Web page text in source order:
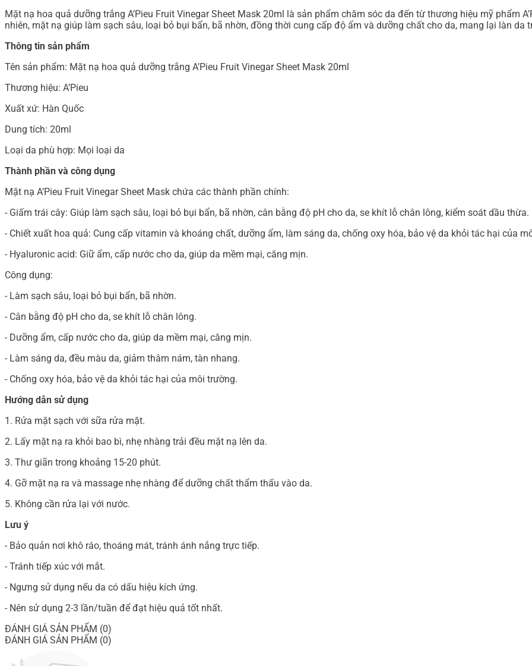
Mặt nạ hoa quả dưỡng trắng A’Pieu Fruit Vinegar Sheet Mask 20ml là sản phẩm chăm sóc da đến từ thương hiệu mỹ phẩm
nhiên, mặt nạ giúp làm sạch sâu, loại bỏ bụi bẩn, bã nhờn, đồng thời cung cấp độ ẩm và dưỡng chất cho da, mang lại làn da
Thông tin sản phẩm
Tên sản phẩm: Mặt nạ hoa quả dưỡng trắng A’Pieu Fruit Vinegar Sheet Mask 20ml
Thương hiệu: A’Pieu
Xuất xứ: Hàn Quốc
Dung tích: 20ml
Loại da phù hợp: Mọi loại da
Thành phần và công dụng
Mặt nạ A’Pieu Fruit Vinegar Sheet Mask chứa các thành phần chính:
- Giấm trái cây: Giúp làm sạch sâu, loại bỏ bụi bẩn, bã nhờn, cân bằng độ pH cho da, se khít lỗ chân lông, kiểm soát dầu thừa.
- Chiết xuất hoa quả: Cung cấp vitamin và khoáng chất, dưỡng ẩm, làm sáng da, chống oxy hóa, bảo vệ da khỏi tác hại của
- Hyaluronic acid: Giữ ẩm, cấp nước cho da, giúp da mềm mại, căng mịn.
Công dụng:
- Làm sạch sâu, loại bỏ bụi bẩn, bã nhờn.
- Cân bằng độ pH cho da, se khít lỗ chân lông.
- Dưỡng ẩm, cấp nước cho da, giúp da mềm mại, căng mịn.
- Làm sáng da, đều màu da, giảm thâm nám, tàn nhang.
- Chống oxy hóa, bảo vệ da khỏi tác hại của môi trường.
Hướng dẫn sử dụng
1. Rửa mặt sạch với sữa rửa mặt.
2. Lấy mặt nạ ra khỏi bao bì, nhẹ nhàng trải đều mặt nạ lên da.
3. Thư giãn trong khoảng 15-20 phút.
4. Gỡ mặt nạ ra và massage nhẹ nhàng để dưỡng chất thẩm thấu vào da.
5. Không cần rửa lại với nước.
Lưu ý
- Bảo quản nơi khô ráo, thoáng mát, tránh ánh nắng trực tiếp.
- Tránh tiếp xúc với mắt.
- Ngưng sử dụng nếu da có dấu hiệu kích ứng.
- Nên sử dụng 2-3 lần/tuần để đạt hiệu quả tốt nhất.
ĐÁNH GIÁ SẢN PHẨM (0)
ĐÁNH GIÁ SẢN PHẨM (0)